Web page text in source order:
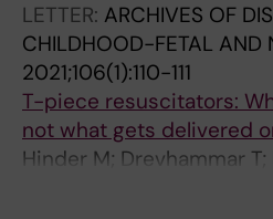
LETTER: ARCHIVES OF
CHILDHOOD-FETAL AND
2021;106(1):110-111
T-piece resuscitators:
not what gets delivered
Hinder M; Drevhammar T;